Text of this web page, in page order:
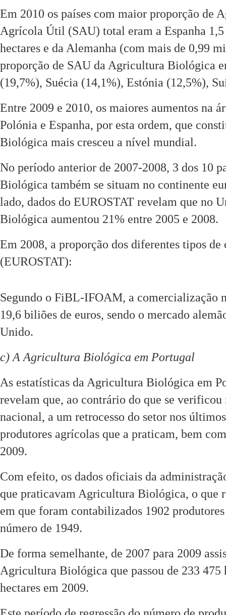
Em 2010 os países com maior proporção
Agrícola Útil (SAU) total eram a Espanha
hectares e da Alemanha (com mais de 0,99
proporção de SAU da Agricultura Biológica
(19,7%), Suécia (14,1%), Estónia (12,5%),
Entre 2009 e 2010, os maiores aumentos na
Polónia e Espanha, por esta ordem, que
Biológica mais cresceu a nível mundial.
No período anterior de 2007-2008, 3 dos 10
Biológica também se situam no continente
lado, dados do EUROSTAT revelam que no
Biológica aumentou 21% entre 2005 e 2008.
Em 2008, a proporção dos diferentes tipos
(EUROSTAT):
Segundo o FiBL-IFOAM, a comercialização
19,6 biliões de euros, sendo o mercado
Unido.
c) A Agricultura Biológica em Portugal
As estatísticas da Agricultura Biológica em
revelam que, ao contrário do que se
nacional, a um retrocesso do setor nos
produtores agrícolas que a praticam, bem
2009.
Com efeito, os dados oficiais da
que praticavam Agricultura Biológica, o que
em que foram contabilizados 1902
número de 1949.
De forma semelhante, de 2007 para 2009
Agricultura Biológica que passou de 233 475
hectares em 2009.